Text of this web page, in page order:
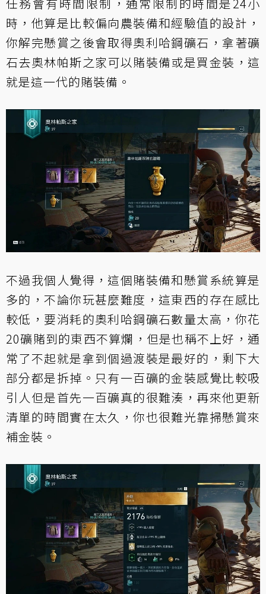
時，他算是比較偏向農裝備和經驗值的設計，
你解完懸賞之後會取得奧利哈鋼礦石，拿著礦
石去奧林帕斯之家可以賭裝備或是買金裝，這
就是這一代的賭裝備。
不過我個人覺得，這個賭裝備和懸賞系統算是
多的，不論你玩甚麼難度，這東西的存在感比
較低，要消耗的奧利哈鋼礦石數量太高，你花
20礦賭到的東西不算爛，但是也稱不上好，通
常了不起就是拿到個過渡裝是最好的，剩下大
部分都是拆掉。只有一百礦的金裝感覺比較吸
引人但是首先一百礦真的很難湊，再來他更新
清單的時間實在太久，你也很難光靠掃懸賞來
補金裝。